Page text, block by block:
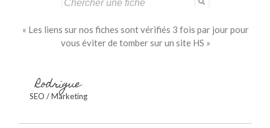
« Les liens sur nos fiches sont vérifiés 3 fois par jour pour
vous éviter de tomber sur un site HS »
Rodrigue
SEO / Marketing